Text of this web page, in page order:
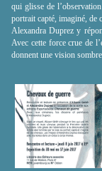
qui glisse de
portrait capté, imaginé, de
Alexandra Duprez y
Avec cette force crue de
donnent une vision